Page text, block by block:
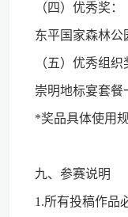
（四）优秀奖：
东平国家森林公园
（五）优秀组织
崇明地标宴套餐
*奖品具体使用规
九、参赛说明
1.所有投稿作品必